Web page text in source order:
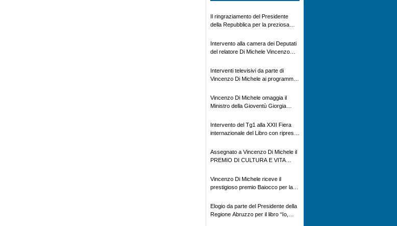
Il ringraziamento del Presidente
della Repubblica per la preziosa
Intervento alla camera dei Deputati
del relatore Di Michele Vincenzo
agricola ed impatto ambientale e
problematiche sui veicoli storici e
Interventi televisivi da parte di
Vincenzo Di Michele ai programmi
rivisitazione della storia
Vincenzo Di Michele omaggia il
Ministro della Gioventù Giorgia
Russia” alla manifestazione Estate
in XX
Intervento del Tg1 alla XXII Fiera
internazionale del Libro con ripresa
in Russia” di Vincenzo Di Michele
Assegnato a Vincenzo Di Michele il
PREMIO DI CULTURA E VITA
Vincenzo Di Michele riceve il
prestigioso premio Baiocco per la
Elogio da parte del Presidente della
Regione Abruzzo per il libro “Io,